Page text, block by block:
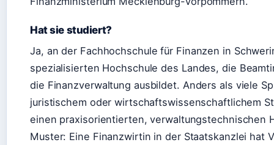
Hat sie studiert?
Ja, an der Fachhochschule für Finanzen in
spezialisierten Hochschule des Landes, die
die Finanzverwaltung ausbildet. Anders als viele
juristischem oder wirtschaftswissenschaftlichem
einen praxisorientierten, verwaltungstechnischen
Muster: Eine Finanzwirtin in der Staatskanzlei hat